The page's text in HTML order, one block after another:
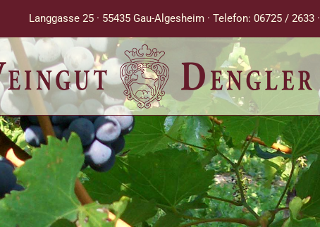
Langgasse 25 · 55435 Gau-Algesheim · Telefon: 06725 / 2633 ·